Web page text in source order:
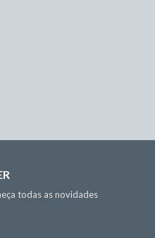
todas as novidades